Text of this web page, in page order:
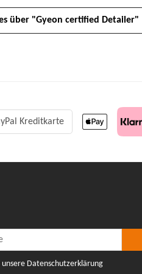
über "Gyeon certified Detailer"
Kreditkarte
Abonnieren
unsere Datenschutzerklärung